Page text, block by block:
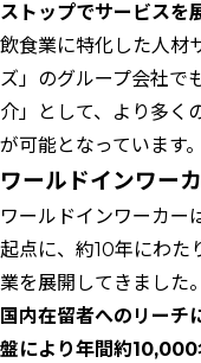
ストップでサービスを
飲食業に特化した人材
ズ」のグループ会社で
介」として、より多く
が可能となっています。
ワールドインワー
ワールドインワーカー
起点に、約10年にわた
業を展開してきました。
国内在留者へのリーチ
盤により年間約10,000